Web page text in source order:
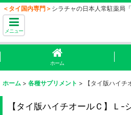
＜タイ国内専門＞ シラチャの日本人常駐薬局
メニュー
ホーム
ホーム > 各種サプリメント > 【タイ版ハイ
【タイ版ハイチオールＣ】